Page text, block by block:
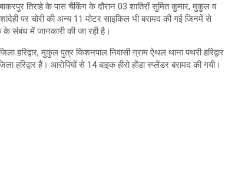
तिराहे के पास चैकिंग के दौरान 03 शातिरों सुमित कुमार, मुकुल व
पर चोरी की अन्य 11 मोटर साइकिल भी बरामद की गई जिनमें से
संबंध में जानकारी की जा रही है।
हरिद्वार, मुकुल पुत्र किशनपाल निवासी ग्राम ऐथल थाना पथरी हरिद्वार
हैं। आरोपियों से 14 बाइक हीरो होंडा स्प्लेंडर बरामद की गयी।